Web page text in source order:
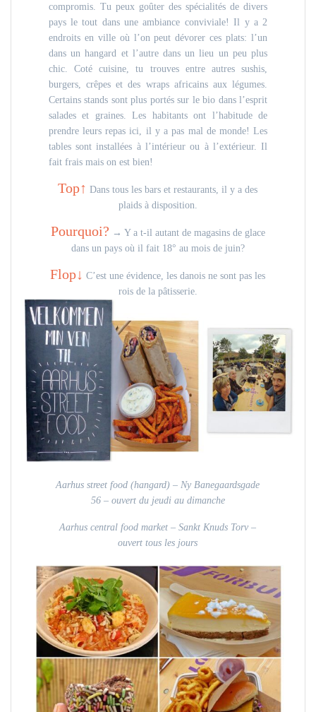
compromis. Tu peux goûter des spécialités de divers
pays le tout dans une ambiance conviviale! Il y a 2
endroits en ville où l’on peut dévorer ces plats: l’un
dans un hangard et l’autre dans un lieu un peu plus
chic. Coté cuisine, tu trouves entre autres sushis,
burgers, crêpes et des wraps africains aux légumes.
Certains stands sont plus portés sur le bio dans l’esprit
salades et graines. Les habitants ont l’habitude de
prendre leurs repas ici, il y a pas mal de monde! Les
tables sont installées à l’intérieur ou à l’extérieur. Il
fait frais mais on est bien!
Top↑ Dans tous les bars et restaurants, il y a des
plaids à disposition.
Pourquoi? → Y a t-il autant de magasins de glace
dans un pays où il fait 18° au mois de juin?
Flop↓ C’est une évidence, les danois ne sont pas les
rois de la pâtisserie.
Aarhus street food (hangard) – Ny Banegaardsgade
56– ouvert du jeudi au dimanche
Aarhus central food market – Sankt Knuds Torv –
ouvert tous les jours